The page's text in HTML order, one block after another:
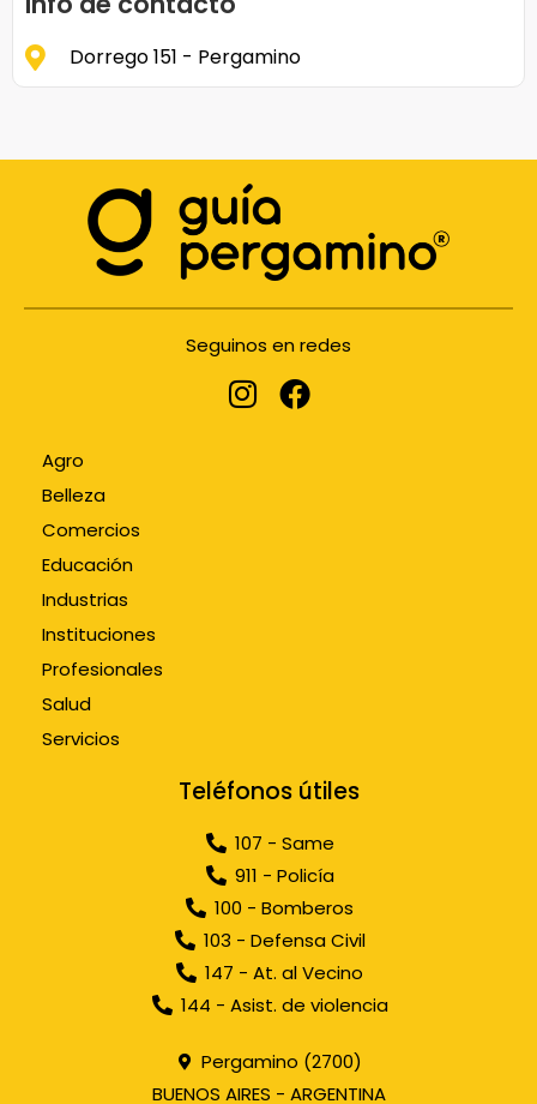
Dorrego 151 - Pergamino
Seguinos en redes
Agro
Belleza
Comercios
Educación
Industrias
Instituciones
Profesionales
Salud
Servicios
Teléfonos útiles
107 - Same
911 - Policía
100 - Bomberos
103 - Defensa Civil
147 - At. al Vecino
144 - Asist. de violencia
Pergamino (2700)
BUENOS AIRES - ARGENTINA